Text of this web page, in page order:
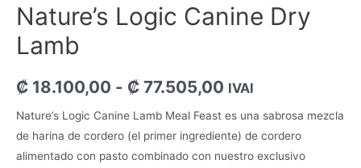
Nature’s Logic Canine Dry
Lamb
₡ 18.100,00 - ₡ 77.505,00 IVAI
Nature’s Logic Canine Lamb Meal Feast es una sabrosa mezcla
de harina de cordero (el primer ingrediente) de cordero
alimentado con pasto combinado con nuestro exclusivo